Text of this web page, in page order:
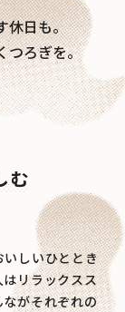
休日も。
つろぎを。
む
いしいひととき
リラックスス
がそれぞれの